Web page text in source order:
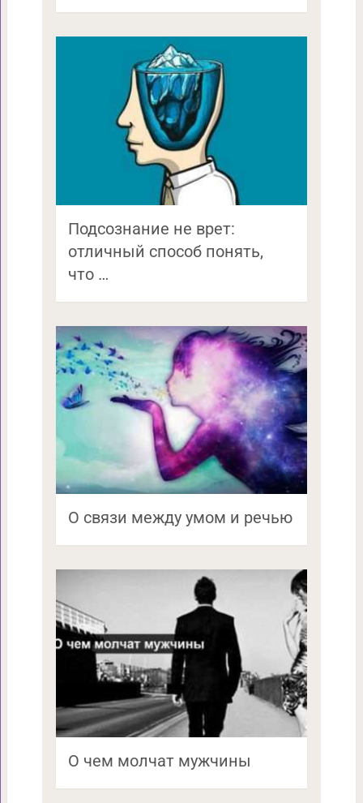
Подсознание не врет:
отличный способ понять,
что …
О связи между умом и речью
О чем молчат мужчины